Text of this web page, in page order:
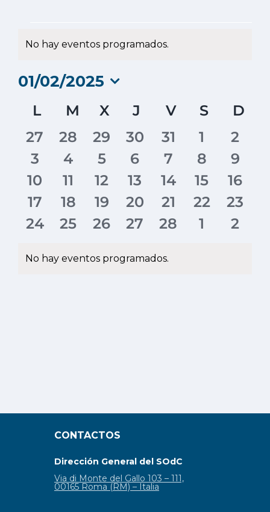
Eventos
No hay eventos programados.
01/02/2025
fecha.
Calendario
de
Eventos
LLUNES
M MARTES
XMIÉRCOLES
J JUEVES
V VIERNES
S D
0
eventos
27
0
eventos
28
0
eventos
29
0
eventos
30
0
eventos
31
0
eventos
1
0
2
0
eventos
3
0
eventos
4
0
eventos
5
0
eventos
6
0
eventos
7
0
eventos
8
0
9
0
eventos
10
0
eventos
11
0
eventos
12
0
eventos
13
0
eventos
14
0
eventos
15
0
16
0
eventos
17
0
eventos
18
0
eventos
19
0
eventos
20
0
eventos
21
0
eventos
22
0
23
0
24
0
25
0
26
0
27
0
28
0
1
0
2
No hay eventos programados.
CONTACTOS
Dirección General del SOdC
Via di Monte del Gallo 103 – 111,
00165 Roma (RM) – Italia